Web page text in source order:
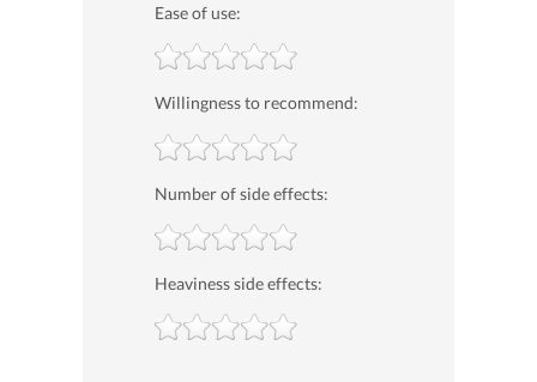
Ease of use:
Willingness to recommend:
Number of side effects:
Heaviness side effects: